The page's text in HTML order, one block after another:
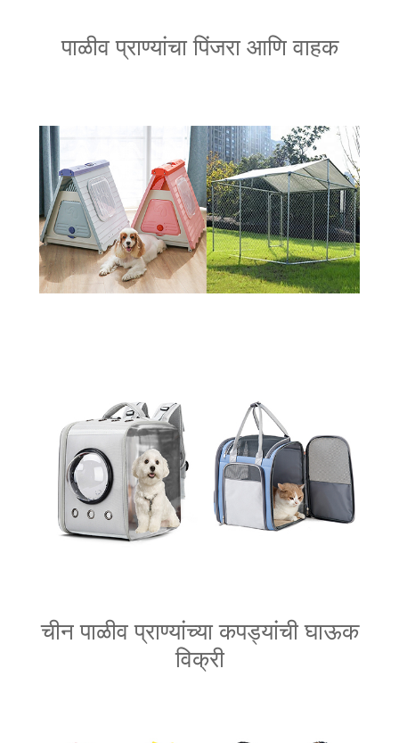
पाळीव प्राण्यांचा पिंजरा आणि वाहक
चीन पाळीव प्राण्यांच्या कपड्यांची घाऊक
विक्री